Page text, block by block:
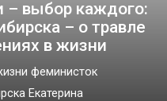
выбор каждого:
– о травле
в жизни
феминисток
Екатерина